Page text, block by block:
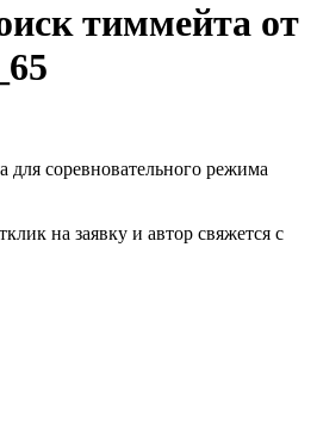
тиммейта от
для соревновательного режима
на заявку и автор свяжется с